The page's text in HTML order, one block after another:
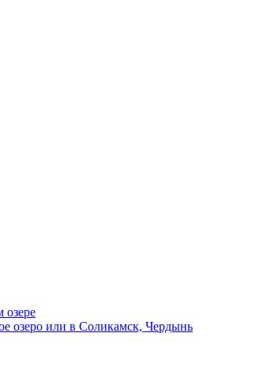
озере
озеро или в Соликамск, Чердынь